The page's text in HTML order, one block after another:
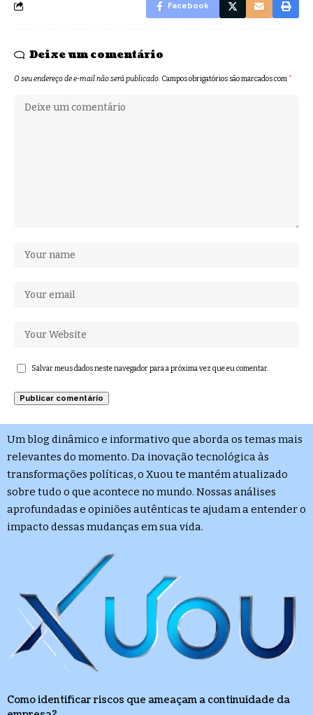
Facebook
Deixe um comentário
O seu endereço de e-mail não será publicado. Campos obrigatórios são marcados com *
Salvar meus dados neste navegador para a próxima vez que eu comentar.
Um blog dinâmico e informativo que aborda os temas mais
relevantes do momento. Da inovação tecnológica às
transformações políticas, o Xuou te mantém atualizado
sobre tudo o que acontece no mundo. Nossas análises
aprofundadas e opiniões autênticas te ajudam a entender o
impacto dessas mudanças em sua vida.
Como identificar riscos que ameaçam a continuidade da